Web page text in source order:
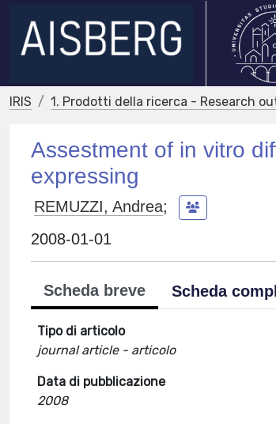
IRIS 1. Prodotti della ricerca - Research
Assestment of in vitro
expressing
REMUZZI, Andrea;
2008-01-01
Scheda breve Scheda
Tipo di articolo
journal article - articolo
Data di pubblicazione
2008